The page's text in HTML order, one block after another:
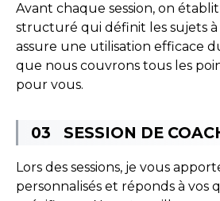
Avant chaque session, on
structuré qui définit les sujets à
assure une utilisation efficace
que nous couvrons tous les
pour vous.
SESSION DE
Lors des sessions, je vous
personnalisés et réponds à vos